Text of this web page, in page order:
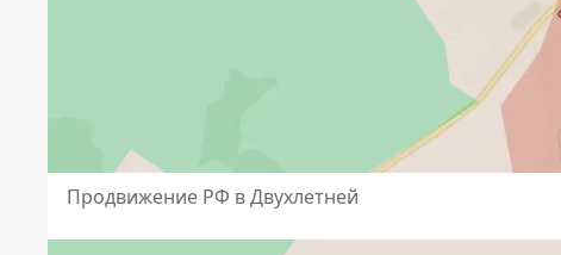
Продвижение РФ в Двухлетней